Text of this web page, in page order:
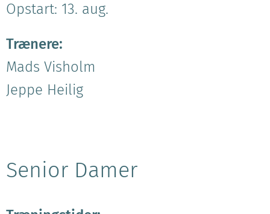
Opstart: 13. aug.
Trænere:
Mads Visholm
Jeppe Heilig
Senior Damer